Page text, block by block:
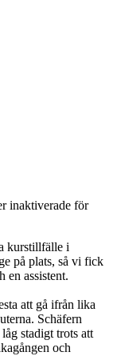
inaktiverade för
kurstillfälle i
på plats, så vi fick
en assistent.
att gå ifrån lika
Schäfern
stadigt trots att
och